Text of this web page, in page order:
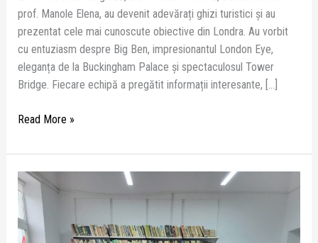
prof. Manole Elena, au devenit adevărați ghizi turistici și au
prezentat cele mai cunoscute obiective din Londra. Au vorbit
cu entuziasm despre Big Ben, impresionantul London Eye,
eleganța de la Buckingham Palace și spectaculosul Tower
Bridge. Fiecare echipă a pregătit informații interesante, […]
Read More »
Bucuria
lecturii,
trăită
împreună